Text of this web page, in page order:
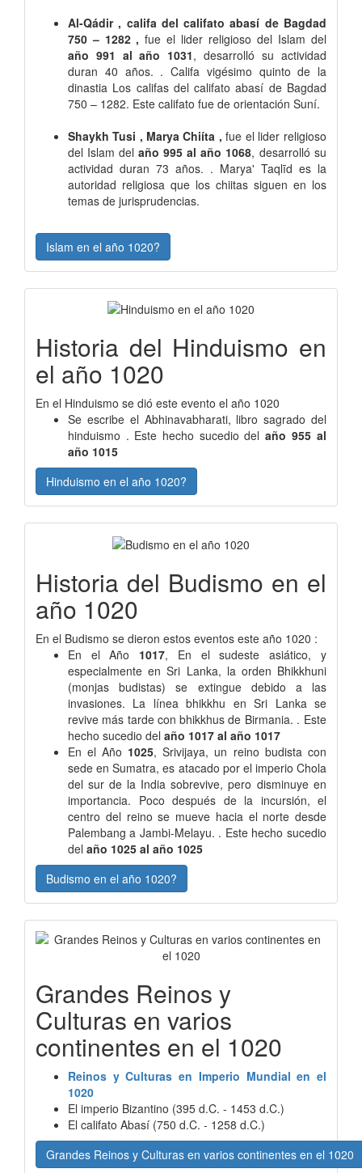
Al-Qádir , califa del califato abasí de Bagdad
750 – 1282 , fue el lider religioso del Islam del
año 991 al año 1031, desarrolló su actividad
duran 40 años. . Califa vigésimo quinto de la
dinastia Los califas del califato abasí de Bagdad
750 – 1282. Este califato fue de orientación Suní.
Shaykh Tusi , Marya Chiíta , fue el lider religioso
del Islam del año 995 al año 1068, desarrolló su
actividad duran 73 años. . Marya' Taqlīd es la
autoridad religiosa que los chiitas siguen en los
temas de jurisprudencias.
Islam en el año 1020?
Historia del Hinduismo en
el año 1020
En el Hinduismo se dió este evento el año 1020
Se escribe el Abhinavabharati, libro sagrado del
hinduismo . Este hecho sucedio del año 955 al
año 1015
Hinduismo en el año 1020?
Historia del Budismo en el
año 1020
En el Budismo se dieron estos eventos este año 1020 :
En el Año 1017, En el sudeste asiático, y
especialmente en Sri Lanka, la orden Bhikkhuni
(monjas budistas) se extingue debido a las
invasiones. La línea bhikkhu en Sri Lanka se
revive más tarde con bhikkhus de Birmania. . Este
hecho sucedio del año 1017 al año 1017
En el Año 1025, Srivijaya, un reino budista con
sede en Sumatra, es atacado por el imperio Chola
del sur de la India sobrevive, pero disminuye en
importancia. Poco después de la incursión, el
centro del reino se mueve hacia el norte desde
Palembang a Jambi-Melayu. . Este hecho sucedio
del año 1025 al año 1025
Budismo en el año 1020?
Grandes Reinos y
Culturas en varios
continentes en el 1020
Reinos y Culturas en Imperio Mundial en el
1020
El imperio Bizantino (395 d.C. - 1453 d.C.)
El califato Abasí (750 d.C. - 1258 d.C.)
Grandes Reinos y Culturas en varios continentes en el 1020